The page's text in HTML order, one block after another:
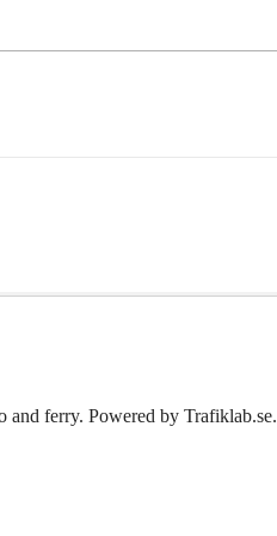
and ferry. Powered by Trafiklab.se.